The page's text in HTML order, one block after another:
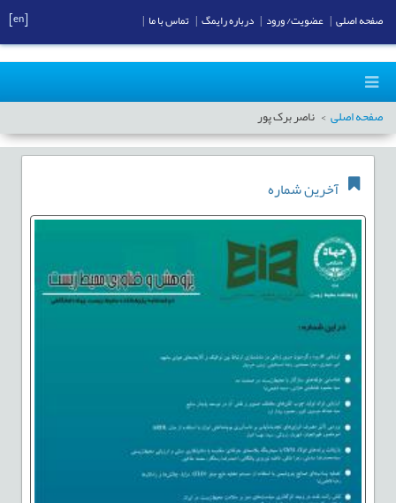
صفحه اصلی ناصر برک پور
آخرین شماره
صفحه اصلی عضویت/ ورود درباره رایمگ تماس با ما